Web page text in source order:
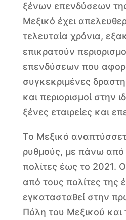
ξένων επενδύσεων
Μεξικό έχει
τελευταία χρόνια,
επικρατούν
επενδύσεων που
συγκεκριμένες
και περιορισμοί στην
ξένες εταιρείες και
Το Μεξικό
ρυθμούς, με πάνω από
πολίτες έως το 2021.
από τους πολίτες της
εγκατασταθεί στην
Πόλη του Μεξικού και